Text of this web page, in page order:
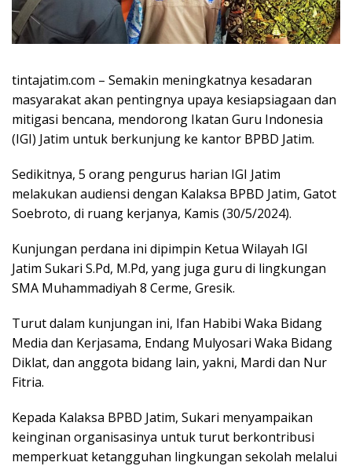
tintajatim.com – Semakin meningkatnya kesadaran
masyarakat akan pentingnya upaya kesiapsiagaan dan
mitigasi bencana, mendorong Ikatan Guru Indonesia
(IGI) Jatim untuk berkunjung ke kantor BPBD Jatim.
Sedikitnya, 5 orang pengurus harian IGI Jatim
melakukan audiensi dengan Kalaksa BPBD Jatim, Gatot
Soebroto, di ruang kerjanya, Kamis (30/5/2024).
Kunjungan perdana ini dipimpin Ketua Wilayah IGI
Jatim Sukari S.Pd, M.Pd, yang juga guru di lingkungan
SMA Muhammadiyah 8 Cerme, Gresik.
Turut dalam kunjungan ini, Ifan Habibi Waka Bidang
Media dan Kerjasama, Endang Mulyosari Waka Bidang
Diklat, dan anggota bidang lain, yakni, Mardi dan Nur
Fitria.
Kepada Kalaksa BPBD Jatim, Sukari menyampaikan
keinginan organisasinya untuk turut berkontribusi
memperkuat ketangguhan lingkungan sekolah melalui